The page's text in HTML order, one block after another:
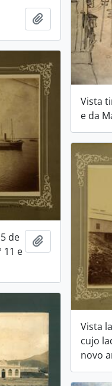
Adicionar a
Vista
e da
de
11 e
Adicionar a
Vista
cujo
novo